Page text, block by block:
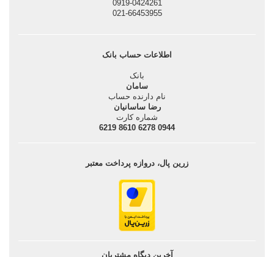
0919-0424261
021-66453955
اطلاعات حساب بانک
بانک
سامان
نام دارنده حساب
رضا ساسانيان
شماره کارت
0944 6278 8610 6219
زرین پال، دروازه پرداخت معتبر
آخرین دیگاه مشتریان